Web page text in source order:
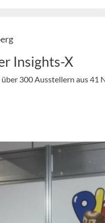
Insights-X
300 Ausstellern aus 41